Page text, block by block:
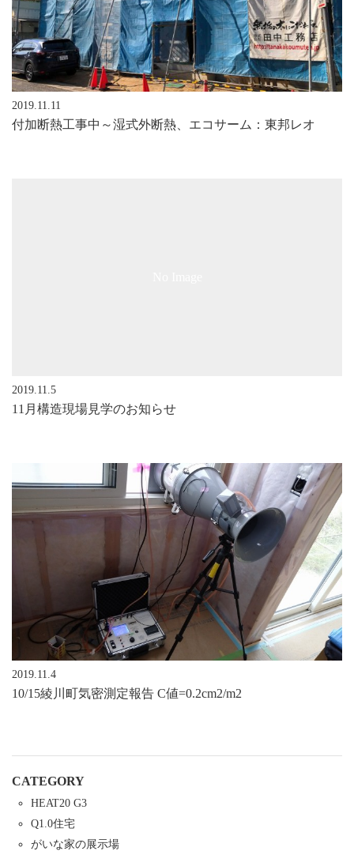
2019.11.11
付加断熱工事中～湿式外断熱、エコサーム：東邦レオ
2019.11.5
11月構造現場見学のお知らせ
2019.11.4
10/15綾川町気密測定報告 C値=0.2cm2/m2
CATEGORY
HEAT20 G3
Q1.0住宅
がいな家の展示場